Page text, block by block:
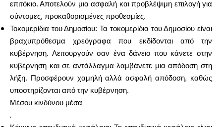
επιτόκιο. Αποτελούν μια ασφαλή και προβλέψιμη επιλογή για
σύντομες, προκαθορισμένες προθεσμίες.
Τοκομερίδια του Δημοσίου: Τα τοκομερίδια του Δημοσίου είναι
βραχυπρόθεσμα χρεόγραφα που εκδίδονται από την
κυβέρνηση. Λειτουργούν σαν ένα δάνειο που κάνετε στην
κυβέρνηση και σε αντάλλαγμα λαμβάνετε μια απόδοση στη
λήξη. Προσφέρουν χαμηλή αλλά ασφαλή απόδοση, καθώς
υποστηρίζονται από την κυβέρνηση.
Μέσου κινδύνου μέσα
.